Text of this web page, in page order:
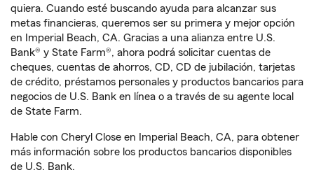
quiera. Cuando esté buscando ayuda para alcanzar sus
metas financieras, queremos ser su primera y mejor opción
en Imperial Beach, CA. Gracias a una alianza entre U.S.
Bank® y State Farm®, ahora podrá solicitar cuentas de
cheques, cuentas de ahorros, CD, CD de jubilación, tarjetas
de crédito, préstamos personales y productos bancarios para
negocios de U.S. Bank en línea o a través de su agente local
de State Farm.
Hable con Cheryl Close en Imperial Beach, CA, para obtener
más información sobre los productos bancarios disponibles
de U.S. Bank.